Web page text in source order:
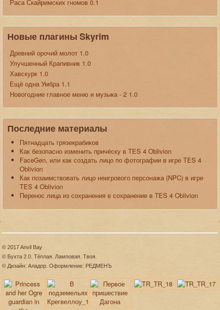
Раса Скайримских гномов 0.1
Новые плагины Skyrim
Древний орочий молот 1.0
Улучшенный Крапивник 1.0
Хавскурк 1.0
Ещё одна Умбра 1.1
Новогодние главное меню и музыка - 2 1.0
Последние материалы
Пятнадцать грязекрабиков
Как безопасно изменить причёску в TES 4 Oblivion
FaceGen, или как создать лицо по фотографии в игре TES 4
Oblivion
Как позаимствовать лицо неигрового персонажа (NPC) в игре
TES 4 Oblivion
Перенос лица из сохранения в сохранение в TES 4 Oblivion
© 2017 Anvil Bay
© Бухта 2.0. Тёплая. Ламповая. Твоя.
© Дизайн: Аладор. Оформление: РЕДМЕНЪ